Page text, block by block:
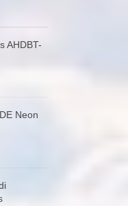
AHDBT-
Neon